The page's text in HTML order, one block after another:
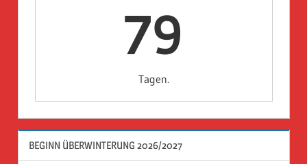
79
Tagen.
BEGINN ÜBERWINTERUNG 2026/2027